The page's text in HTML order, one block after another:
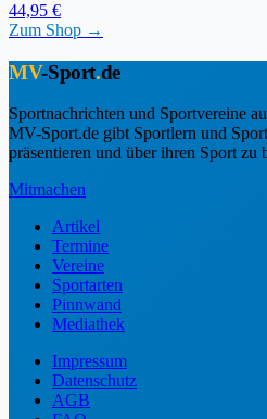
44,95 €
Zum Shop →
MV-Sport.de
Sportnachrichten und Sportvereine
MV-Sport.de gibt Sportlern und
präsentieren und über ihren Sport zu
Mitmachen
Artikel
Termine
Vereine
Sportarten
Pinnwand
Mediathek
Impressum
Datenschutz
AGB